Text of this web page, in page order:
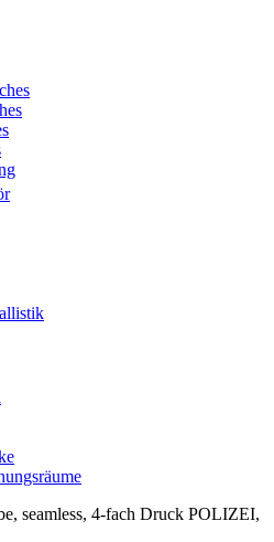
seamless, 4-fach Druck POLIZEI,